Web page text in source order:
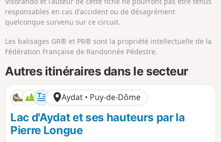
responsables en cas d'accident ou de désagrément
quelconque survenu sur ce circuit.
Les balisages GR® et PR® sont la propriété intellectuelle de la
Fédération Française de Randonnée Pédestre.
Autres itinéraires dans le secteur
Aydat • Puy-de-Dôme
Lac d'Aydat et ses hauteurs par la
Pierre Longue